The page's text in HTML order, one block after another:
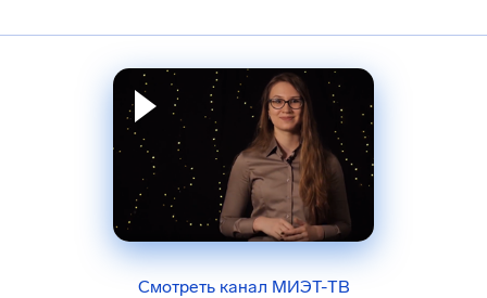
Смотреть канал МИЭТ-ТВ